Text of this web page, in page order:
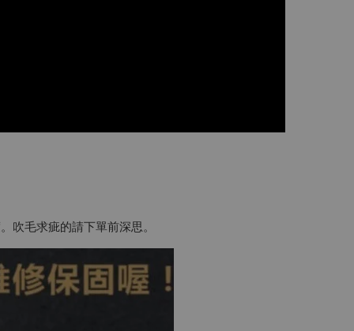
吹毛求疵的請下單前深思。